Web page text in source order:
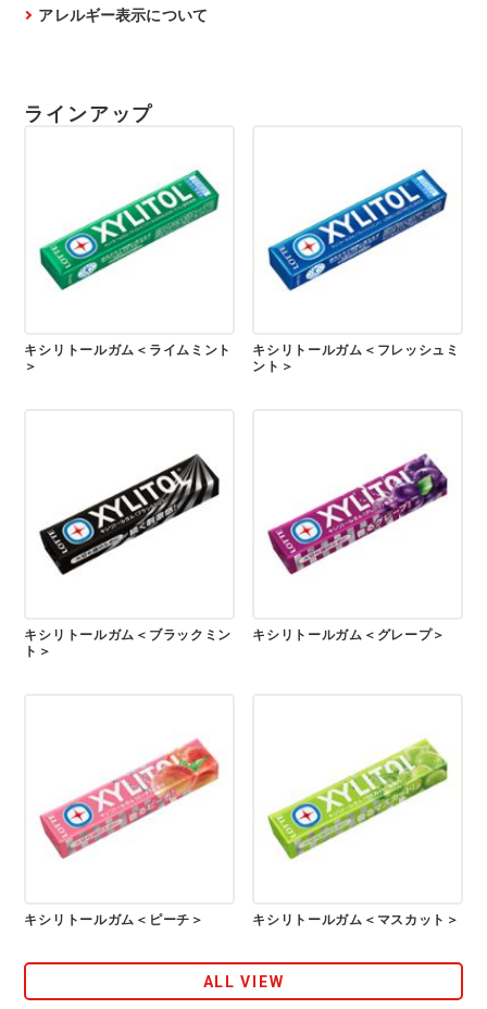
アレルギー表示について
ラインアップ
キシリトールガム＜ライムミント
＞
キシリトールガム＜フレッシュミ
ント＞
キシリトールガム＜ブラックミン
ト＞
キシリトールガム＜グレープ＞
キシリトールガム＜ピーチ＞ キシリトールガム＜マスカット＞
ALL VIEW